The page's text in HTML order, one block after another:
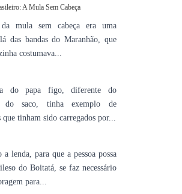
A Mula Sem Cabeça
da mula sem cabeça era uma
das bandas do Maranhão, que
costumava...
do papa figo, diferente do
do saco, tinha exemplo de
que tinham sido carregados por...
a lenda, para que a pessoa possa
do Boitatá, se faz necessário
para...